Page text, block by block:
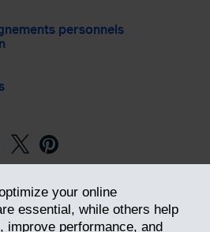
your online
essential, while others help
improve performance, and
personnels